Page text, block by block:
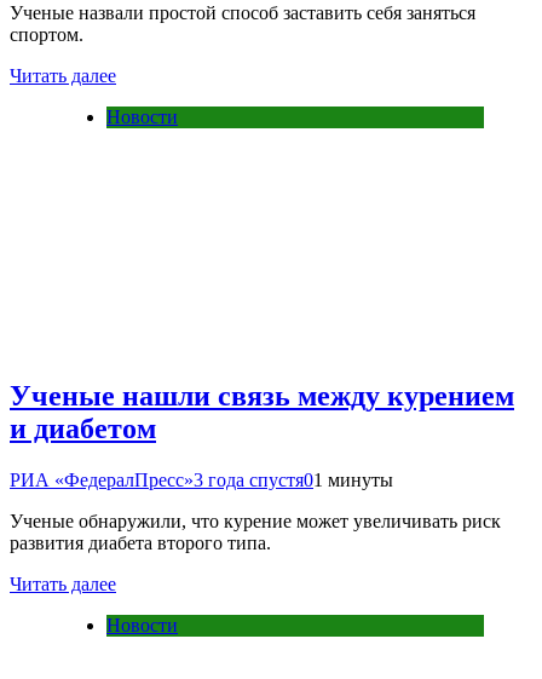
Ученые назвали простой способ заставить себя заняться
спортом.
Читать далее
Новости
Ученые нашли связь между курением
и диабетом
РИА «ФедералПресс»3 года спустя01 минуты
Ученые обнаружили, что курение может увеличивать риск
развития диабета второго типа.
Читать далее
Новости